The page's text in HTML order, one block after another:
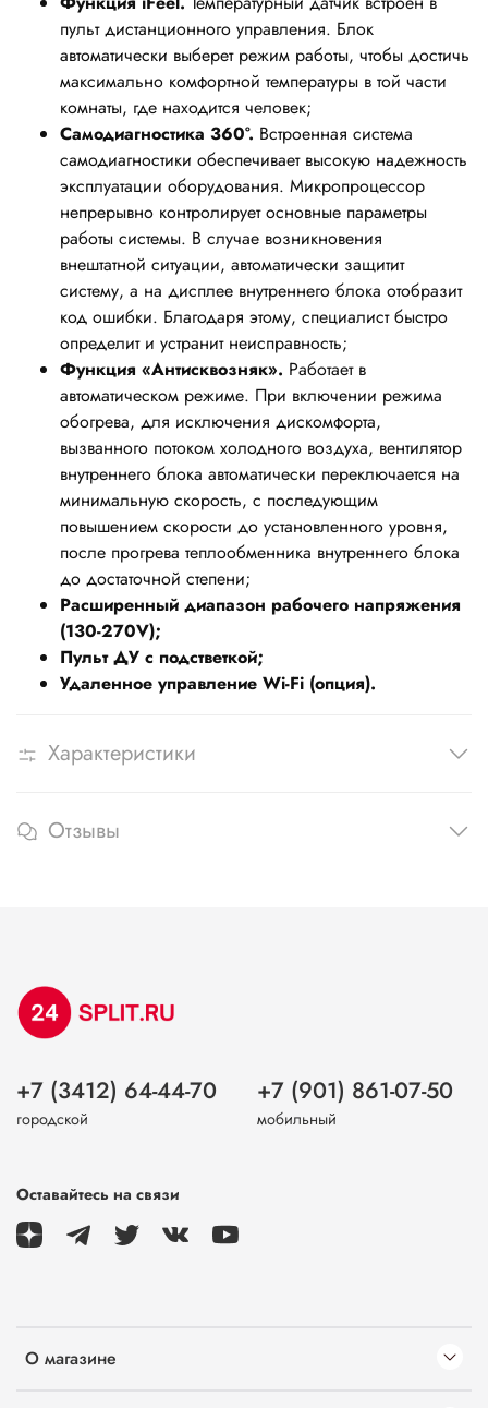
пульт дистанционного управления. Блок
автоматически выберет режим работы, чтобы достичь
максимально комфортной температуры в той части
комнаты, где находится человек;
Cамодиагностика 360°. Встроенная система
самодиагностики обеспечивает высокую надежность
эксплуатации оборудования. Микропроцессор
непрерывно контролирует основные параметры
работы системы. В случае возникновения
внештатной ситуации, автоматически защитит
систему, а на дисплее внутреннего блока отобразит
код ошибки. Благодаря этому, специалист быстро
определит и устранит неисправность;
Функция «Антисквозняк». Работает в
автоматическом режиме. При включении режима
обогрева, для исключения дискомфорта,
вызванного потоком холодного воздуха, вентилятор
внутреннего блока автоматически переключается на
минимальную скорость, с последующим
повышением скорости до установленного уровня,
после прогрева теплообменника внутреннего блока
до достаточной степени;
Расширенный диапазон рабочего напряжения
(130-270V);
Пульт ДУ с подстветкой;
Удаленное управление Wi-Fi (опция).
Характеристики
Отзывы
О магазине
+7 (3412) 64-44-70
городской
+7 (901) 861-07-50
мобильный
Оставайтесь на связи